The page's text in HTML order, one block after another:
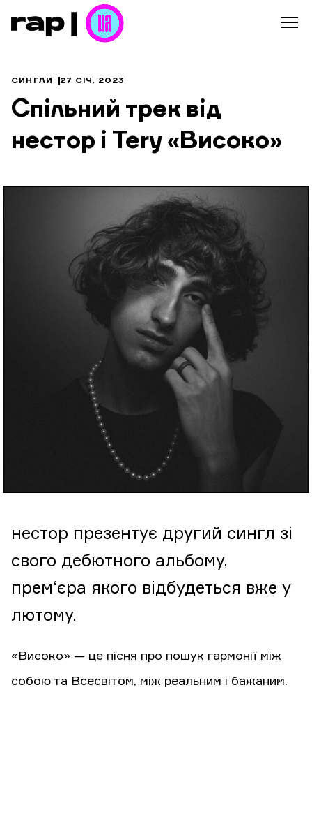
СИНГЛИ 27 СІЧ, 2023
Спільний трек від
нестор і Tery «Високо»
нестор презентує другий сингл зі
свого дебютного альбому,
прем‘єра якого відбудеться вже у
лютому.
«Високо» — це пісня про пошук гармонії між
собою та Всесвітом, між реальним і бажаним.